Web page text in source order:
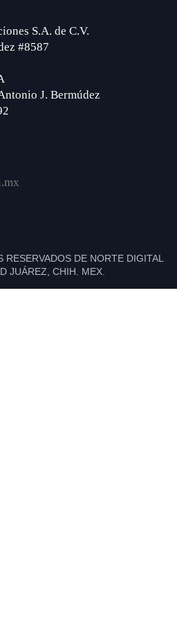
S.A. de C.V.
#8587
J. Bermúdez
DE NORTE DIGITAL
JUÁREZ, CHIH. MEX.